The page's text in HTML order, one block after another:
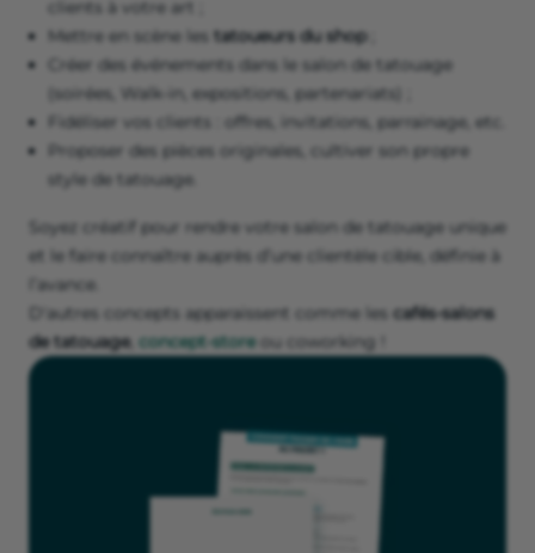
clients à votre art ;
Mettre en scène les tatoueurs du shop;
Créer des événements dans le salon de tatouage
(soirées, Walk-in, expositions, partenariats) ;
Fidéliser vos clients : offres, invitations, parrainage, etc.
Proposer des pièces originales, cultiver son propre
style de tatouage.
Soyez créatif pour rendre votre salon de tatouage unique
et le faire connaître auprès d’une clientèle cible, définie à
l’avance.
D'autres concepts apparaissent comme les cafés-salons
de tatouage, concept-storeou coworking !